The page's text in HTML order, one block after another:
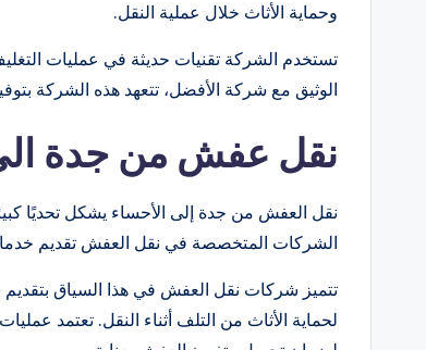
وحماية الأثاث خلال عملية النقل.
تستخدم الشركة تقنيات حديثة في عمليات
الوثيق مع شركة الأفضل، تتعهد هذه الشركة
نقل عفش من جدة
نقل العفش من جدة إلى الأحساء يشكل تحديًا
الشركات المتخصصة في نقل العفش تقديم
تتميز شركات نقل العفش في هذا السياق بتقديم
لحماية الأثاث من التلف أثناء النقل. تعتمد